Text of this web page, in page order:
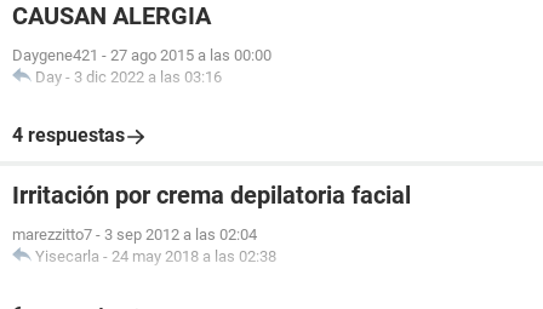
CAUSAN ALERGIA
Daygene421 - 27 ago 2015 a las 00:00
Day - 3 dic 2022 a las 03:16
4 respuestas
Irritación por crema depilatoria facial
marezzitto7 - 3 sep 2012 a las 02:04
Yisecarla - 24 may 2018 a las 02:38